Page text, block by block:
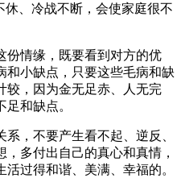
休、冷战不断，会使家庭很不
份情缘，既要看到对方的优
和小缺点，只要这些毛病和缺
较，因为金无足赤、人无完
和缺点。
，不要产生看不起、逆反、
多付出自己的真心和真情，
过得和谐、美满、幸福的。